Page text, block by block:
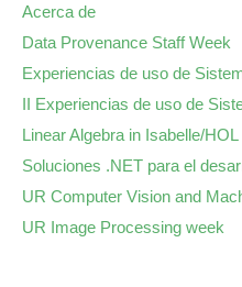
Acerca de
Data Provenance Staff Week
Experiencias de uso de
II Experiencias de uso de
Linear Algebra in Isabelle/HOL
Soluciones .NET para el
UR Computer Vision and
UR Image Processing week